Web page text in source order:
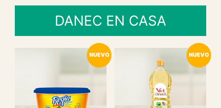
DANEC EN CASA
NUEVO NUEVO